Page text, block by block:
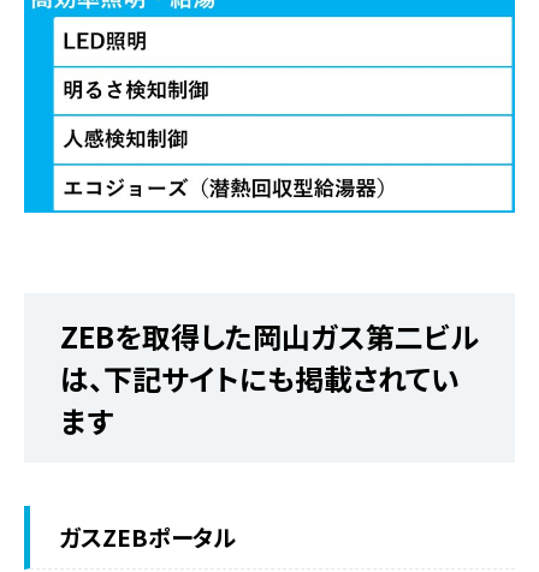
ZEBを取得した岡山ガス第二ビル
は、下記サイトにも掲載されてい
ます
ガスZEBポータル